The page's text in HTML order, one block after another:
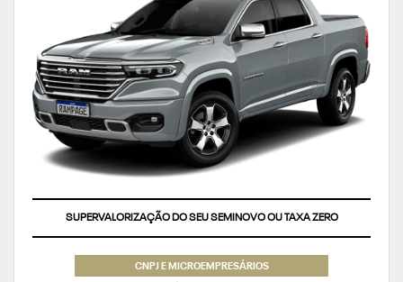
SUPERVALORIZAÇÃO DO SEU SEMINOVO OU TAXA ZERO
CNPJ E MICROEMPRESÁRIOS